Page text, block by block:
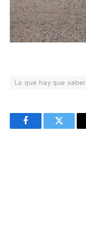
Lo que hay que saber
FacebookTwitter